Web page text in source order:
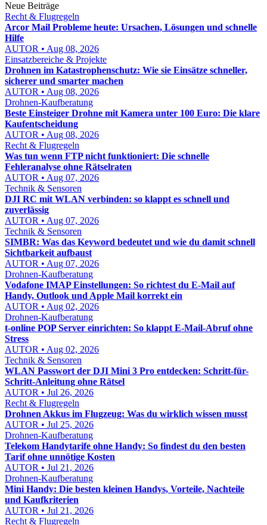
Neue Beiträge
Recht & Flugregeln
Arcor Mail Probleme heute: Ursachen, Lösungen und schnelle
Hilfe
AUTOR • Aug 08, 2026
Einsatzbereiche & Projekte
Drohnen im Katastrophenschutz: Wie sie Einsätze schneller,
sicherer und smarter machen
AUTOR • Aug 08, 2026
Drohnen-Kaufberatung
Beste Einsteiger Drohne mit Kamera unter 100 Euro: Die klare
Kaufentscheidung
AUTOR • Aug 08, 2026
Recht & Flugregeln
Was tun wenn FTP nicht funktioniert: Die schnelle
Fehleranalyse ohne Rätselraten
AUTOR • Aug 07, 2026
Technik & Sensoren
DJI RC mit WLAN verbinden: so klappt es schnell und
zuverlässig
AUTOR • Aug 07, 2026
Technik & Sensoren
SIMBR: Was das Keyword bedeutet und wie du damit schnell
Sichtbarkeit aufbaust
AUTOR • Aug 07, 2026
Drohnen-Kaufberatung
Vodafone IMAP Einstellungen: So richtest du E-Mail auf
Handy, Outlook und Apple Mail korrekt ein
AUTOR • Aug 02, 2026
Drohnen-Kaufberatung
t-online POP Server einrichten: So klappt E-Mail-Abruf ohne
Stress
AUTOR • Aug 02, 2026
Technik & Sensoren
WLAN Passwort der DJI Mini 3 Pro entdecken: Schritt-für-
Schritt-Anleitung ohne Rätsel
AUTOR • Jul 26, 2026
Recht & Flugregeln
Drohnen Akkus im Flugzeug: Was du wirklich wissen musst
AUTOR • Jul 25, 2026
Drohnen-Kaufberatung
Telekom Handytarife ohne Handy: So findest du den besten
Tarif ohne unnötige Kosten
AUTOR • Jul 21, 2026
Drohnen-Kaufberatung
Mini Handy: Die besten kleinen Handys, Vorteile, Nachteile
und Kaufkriterien
AUTOR • Jul 21, 2026
Recht & Flugregeln